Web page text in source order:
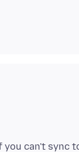
can't sync